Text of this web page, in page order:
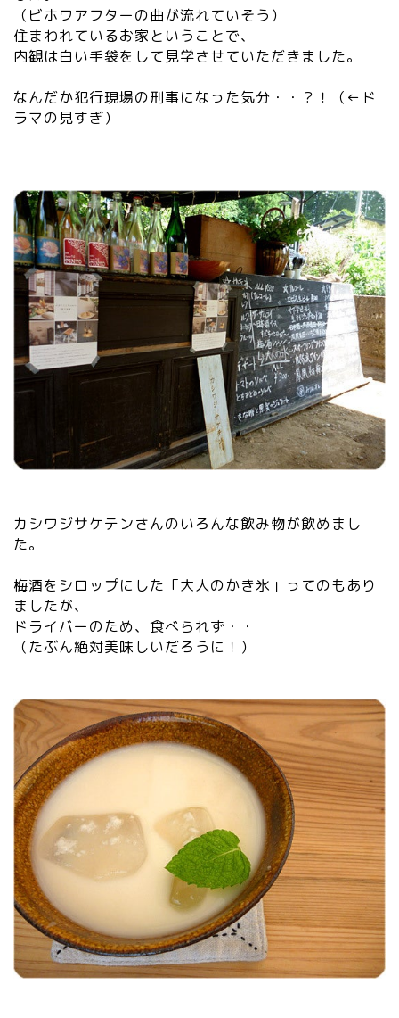
（ビホワアフターの曲が流れていそう）
住まわれているお家ということで、
内観は白い手袋をして見学させていただきました。
なんだか犯行現場の刑事になった気分・・？！（←ド
ラマの見すぎ）
カシワジサケテンさんのいろんな飲み物が飲めまし
た。
梅酒をシロップにした「大人のかき氷」ってのもあり
ましたが、
ドライバーのため、食べられず・・
（たぶん絶対美味しいだろうに！）